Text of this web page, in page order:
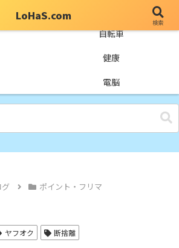
自転車
健康
電脳
ポイント・フリマ
ヤフオク 断捨離
LoHaS.com
検索